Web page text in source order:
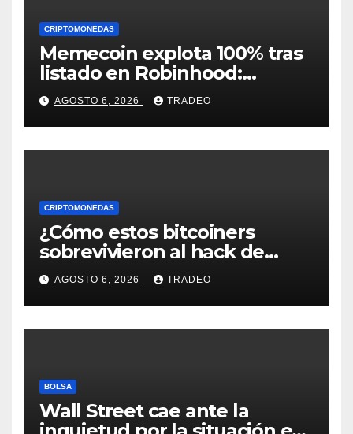
CRIPTOMONEDAS
Memecoin explota 100% tras
listado en Robinhood:
conoce los detalles
AGOSTO 6, 2026 TRADEO
CRIPTOMONEDAS
¿Cómo estos bitcoiners
sobrevivieron al hack de
Coldcard? Un analista
comparte consejos clave
AGOSTO 6, 2026 TRADEO
BOLSA
Wall Street cae ante la